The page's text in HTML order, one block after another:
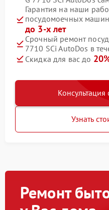
Гарантия на наши
посудомоечных
до 3-х лет
Срочный ремонт
7710 SCi AutoDos в
Скидка для вас до
Узнать
Ремонт